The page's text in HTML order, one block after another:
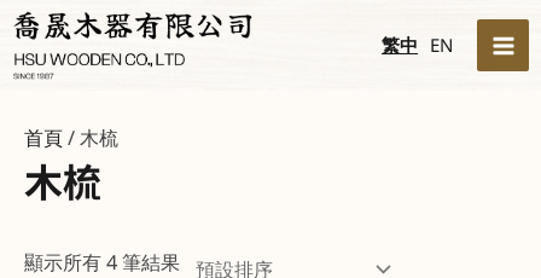
跳
至
主
繁中 EN
首頁/ 木梳
木梳
顯示所有 4 筆結果